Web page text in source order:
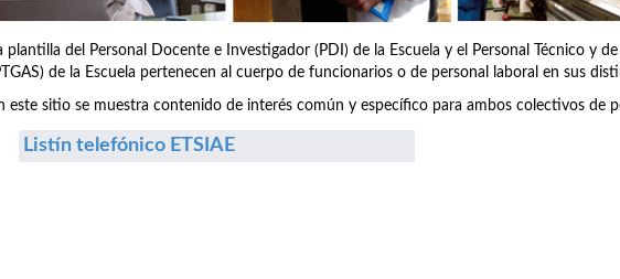
plantilla del Personal Docente e Investigador (PDI) de la Escuela y el Personal Técnico y
de la Escuela pertenecen al cuerpo de funcionarios o de personal laboral en sus
este sitio se muestra contenido de interés común y específico para ambos colectivos de
Listín telefónico ETSIAE